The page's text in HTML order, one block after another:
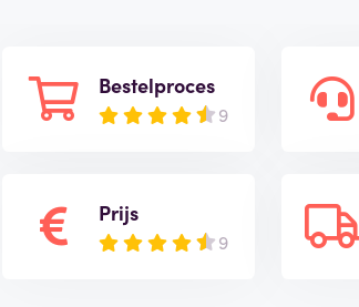
Bestelproces
9
Prijs
9